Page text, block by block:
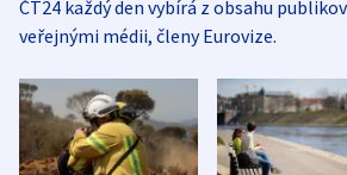
ČT24 každý den vybírá z obsahu
veřejnými médii, členy Eurovize.